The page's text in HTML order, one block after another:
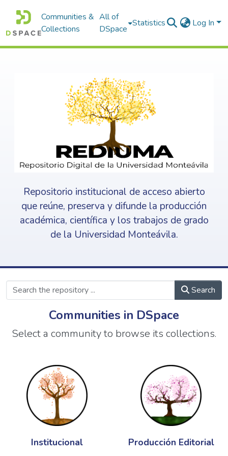
Communities &
Collections
All of
DSpace
Statistics Log In
Repositorio institucional de acceso abierto
que reúne, preserva y difunde la producción
académica, científica y los trabajos de grado
de la Universidad Monteávila.
Search
Communities in DSpace
Select a community to browse its collections.
Institucional Producción Editorial